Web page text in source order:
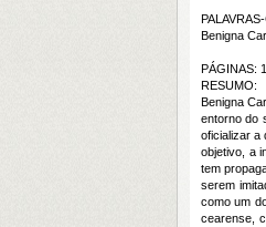
Benigna
PÁGINAS:
RESUMO:
Benigna
entorno do
oficializar a
objetivo, a
tem
serem
como um
cearense,